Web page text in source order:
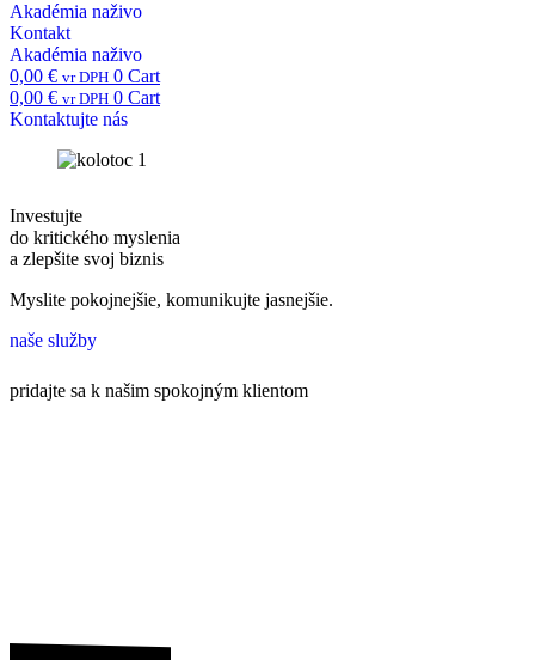
Akadémia naživo
Kontakt
Akadémia naživo
0,00 € vr DPH 0 Cart
0,00 € vr DPH 0 Cart
Kontaktujte nás
Investujte
do kritického myslenia
a zlepšite svoj biznis
Myslite pokojnejšie, komunikujte jasnejšie.
naše služby
pridajte sa k našim spokojným klientom